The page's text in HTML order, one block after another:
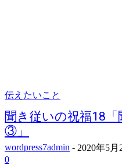
伝えたいこと
聞き従いの祝福18
③」
wordpress7admin - 2020年5月
0